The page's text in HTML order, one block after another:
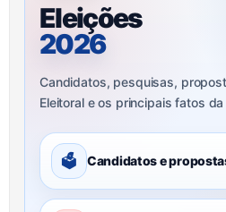
Eleições
2026
Candidatos, pesquisas,
Eleitoral e os principais fatos
🗳 Candidatos e